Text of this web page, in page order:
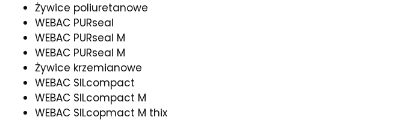
Żywice poliuretanowe
WEBAC PURseal
WEBAC PURseal M
WEBAC PURseal M
Żywice krzemianowe
WEBAC SILcompact
WEBAC SILcompact M
WEBAC SILcopmact M thix